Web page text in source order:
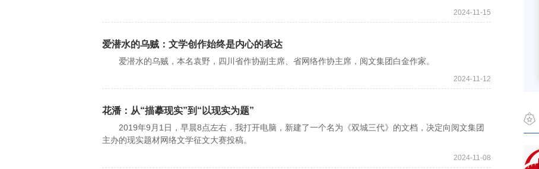
2024-11-15
爱潜水的乌贼：文学创作始终是内心的表达
爱潜水的乌贼，本名袁野，四川省作协副主席、省网络作协主席，阅文集团白金作家。
2024-11-12
花潘：从“描摹现实”到“以现实为题”
2019年9月1日，早晨8点左右，我打开电脑，新建了一个名为《双城三代》的文档，决定向阅文集团
主办的现实题材网络文学征文大赛投稿。
2024-11-08